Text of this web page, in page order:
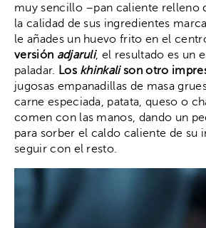
muy sencillo –pan caliente relleno
la calidad de sus ingredientes
le añades un huevo frito en el
versión adjaruli, el resultado es un
paladar.
Los khinkalison otro
jugosas empanadillas de masa
carne especiada, patata, queso o
comen con las manos, dando un
para sorber el caldo caliente de su
seguir con el resto.